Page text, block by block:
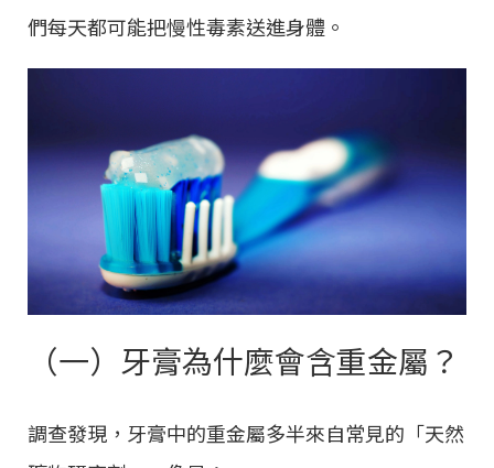
們每天都可能把慢性毒素送進身體。
（一）牙膏為什麼會含重金屬？
調查發現，牙膏中的重金屬多半來自常見的「天然